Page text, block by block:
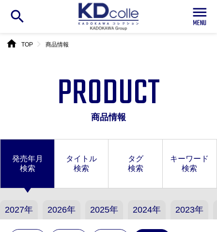
search
home TOPchevron_right 商品情報
PRODUCT
商品情報
発売年月
検索
タイトル
検索
タグ
検索
キーワード
検索
2027年 2026年 2025年 2024年 2023年